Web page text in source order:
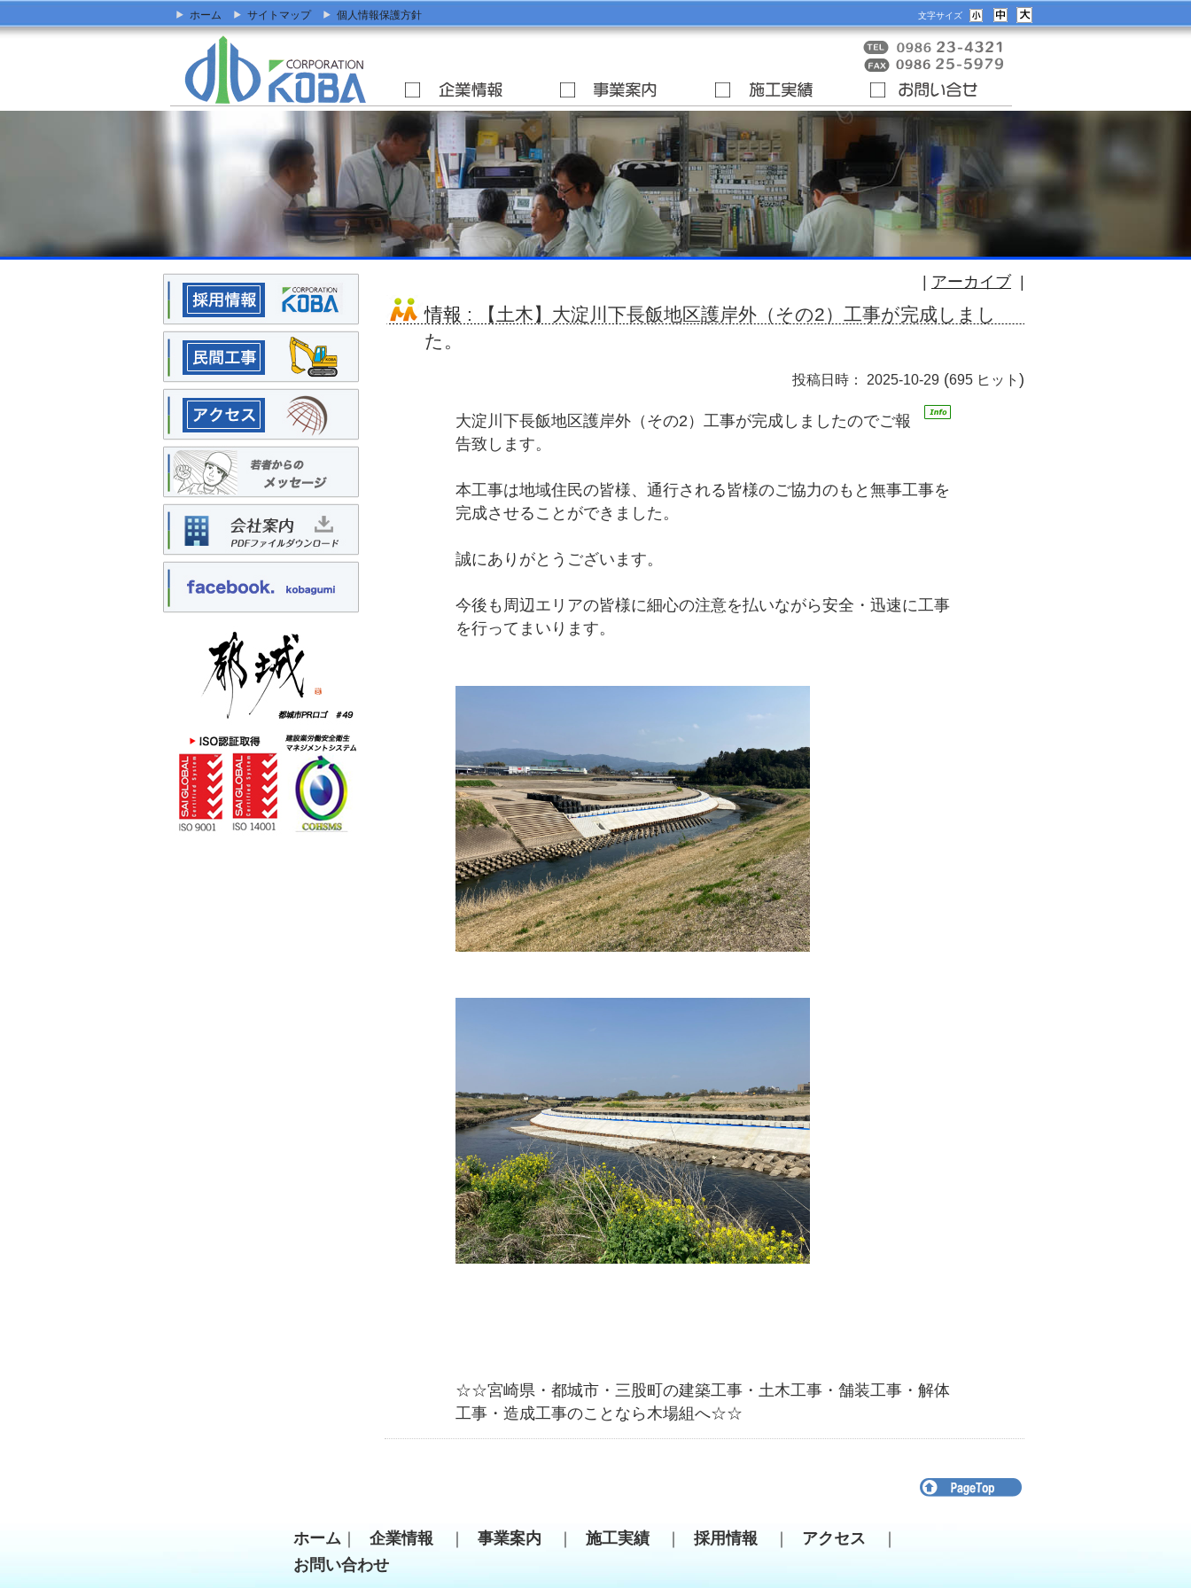
文字サイズ
ホーム サイトマップ 個人情報保護方針
アーカイブ
情報 : 【土木】大淀川下長飯地区護岸外（その2）工事が完成しまし
た。
投稿日時： 2025-10-29 (695 ヒット )
大淀川下長飯地区護岸外（その2）工事が完成しましたのでご報
告致します。
本工事は地域住民の皆様、通行される皆様のご協力のもと無事工事を
完成させることができました。
誠にありがとうございます。
今後も周辺エリアの皆様に細心の注意を払いながら安全・迅速に工事
を行ってまいります。
☆☆宮崎県・都城市・三股町の建築工事・土木工事・舗装工事・解体
工事・造成工事のことなら木場組へ☆☆
ホーム 企業情報 事業案内 施工実績 採用情報 アクセス
お問い合わせ